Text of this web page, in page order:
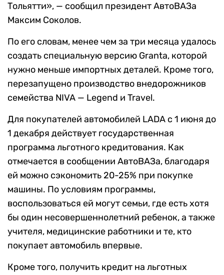
Тольятти», — сообщил президент АвтоВАЗа
Максим Соколов.
По его словам, менее чем за три месяца удалось
создать специальную версию Granta, которой
нужно меньше импортных деталей. Кроме того,
перезапущено производство внедорожников
семейства NIVA — Legend и Travel.
Для покупателей автомобилей LADA с 1 июня до
1 декабря действует государственная
программа льготного кредитования. Как
отмечается в сообщении АвтоВАЗа, благодаря
ей можно сэкономить 20-25% при покупке
машины. По условиям программы,
воспользоваться ей могут семьи, где есть хотя
бы один несовершеннолетний ребенок, а также
учителя, медицинские работники и те, кто
покупает автомобиль впервые.
Кроме того, получить кредит на льготных